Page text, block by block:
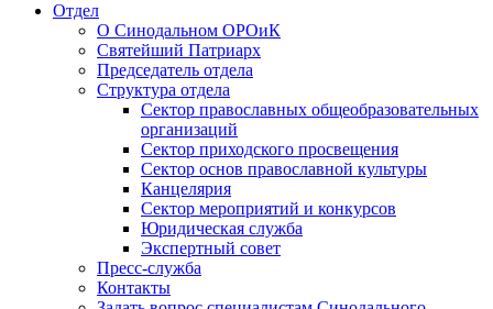
Отдел
О Синодальном ОРОиК
Святейший Патриарх
Председатель отдела
Структура отдела
Сектор православных общеобразовательных
организаций
Сектор приходского просвещения
Сектор основ православной культуры
Канцелярия
Сектор мероприятий и конкурсов
Юридическая служба
Экспертный совет
Пресс-служба
Контакты